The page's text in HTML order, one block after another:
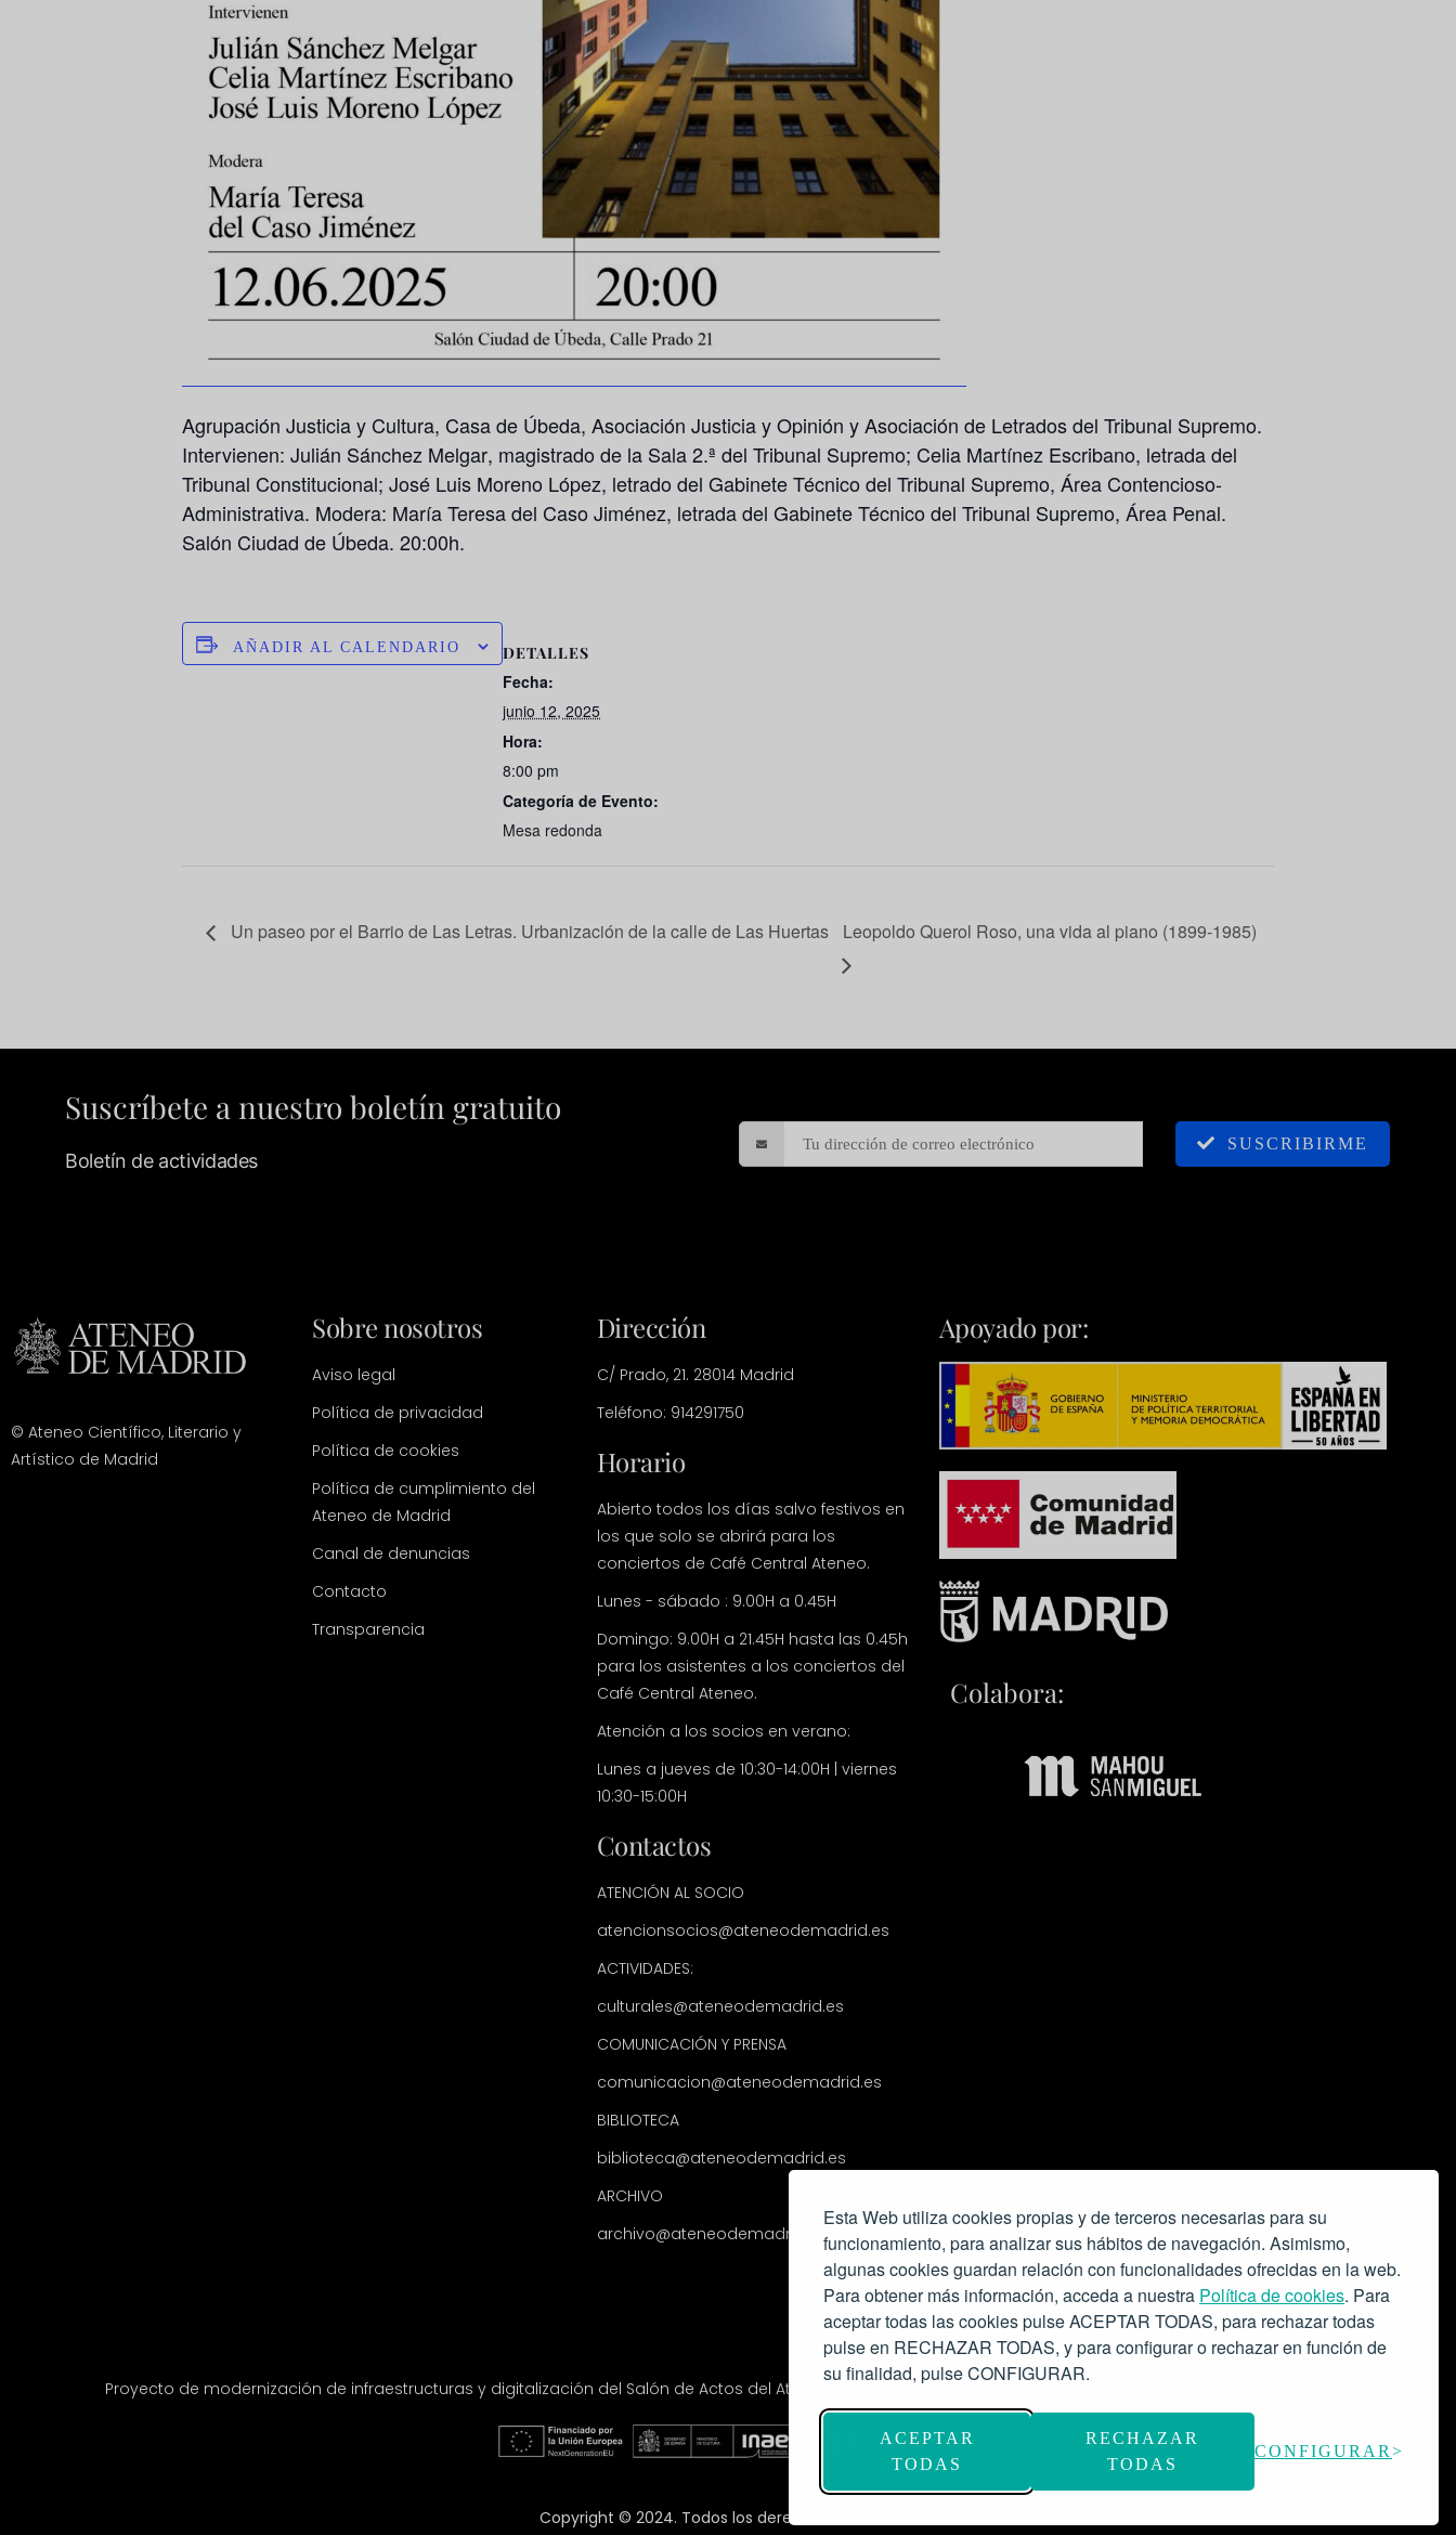
Esta Web utiliza cookies propias y de terceros necesarias para su
funcionamiento, para analizar sus hábitos de navegación. Asimismo,
algunas cookies guardan relación con funcionalidades ofrecidas en la web.
Para obtener más información, acceda a nuestra Política de cookies. Para
aceptar todas las cookies pulse ACEPTAR TODAS, para rechazar todas
pulse en RECHAZAR TODAS, y para configurar o rechazar en función de
su finalidad, pulse CONFIGURAR.
ACEPTAR
TODAS
RECHAZAR
TODAS
CONFIGURAR
Agrupación Justicia y Cultura, Casa de Úbeda, Asociación Justicia y Opinión y Asociación de Letrados del Tribunal Supremo.
Intervienen: Julián Sánchez Melgar, magistrado de la Sala 2.ª del Tribunal Supremo; Celia Martínez Escribano, letrada del
Tribunal Constitucional; José Luis Moreno López, letrado del Gabinete Técnico del Tribunal Supremo, Área Contencioso-
Administrativa. Modera: María Teresa del Caso Jiménez, letrada del Gabinete Técnico del Tribunal Supremo, Área Penal.
Salón Ciudad de Úbeda. 20:00h.
AÑADIR AL CALENDARIO DETALLES
Fecha:
junio 12, 2025
Hora:
8:00 pm
Categoría de Evento:
Mesa redonda
Un paseo por el Barrio de Las Letras. Urbanización de la calle de Las Huertas Leopoldo Querol Roso, una vida al piano (1899-1985)
Suscríbete a nuestro boletín gratuito
Boletín de actividades
SUSCRIBIRME
© Ateneo Científico, Literario y
Artístico de Madrid
Sobre nosotros
Aviso legal
Política de privacidad
Política de cookies
Política de cumplimiento del
Ateneo de Madrid
Canal de denuncias
Contacto
Transparencia
Dirección
C/ Prado, 21. 28014 Madrid
Teléfono: 914291750
Horario
Abierto todos los días salvo festivos en
los que solo se abrirá para los
conciertos de Café Central Ateneo.
Lunes - sábado : 9.00H a 0.45H
Domingo: 9.00H a 21.45H hasta las 0.45h
para los asistentes a los conciertos del
Café Central Ateneo.
Atención a los socios en verano:
Lunes a jueves de 10:30-14:00H | viernes
10:30-15:00H
Contactos
ATENCIÓN AL SOCIO
atencionsocios@ateneodemadrid.es
ACTIVIDADES:
culturales@ateneodemadrid.es
COMUNICACIÓN Y PRENSA
comunicacion@ateneodemadrid.es
BIBLIOTECA
biblioteca@ateneodemadrid.es
ARCHIVO
archivo@ateneodemadrid.es
Apoyado por:
Colabora:
Proyecto de modernización de infraestructuras y digitalización del Salón de Actos del Ateneo de Madrid como espacio escénico-musical.
Copyright © 2024. Todos los derechos reservados